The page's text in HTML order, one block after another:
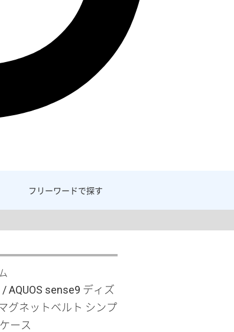
フリーワードで探す
AQUOS sense9 ディズ
グネットベルト シンプ
ース